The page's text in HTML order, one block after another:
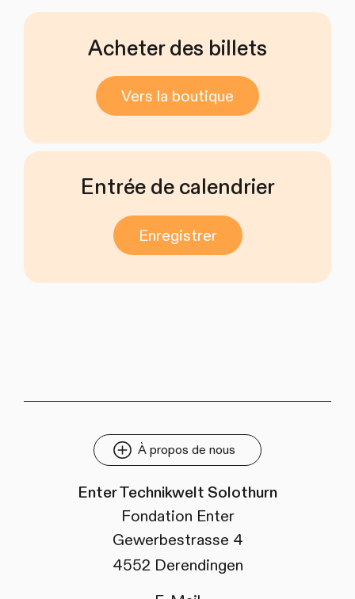
Acheter des billets
Vers la boutique
Entrée de calendrier
Enregistrer
À propos de nous
Enter Technikwelt Solothurn
Fondation Enter
Gewerbestrasse 4
4552 Derendingen